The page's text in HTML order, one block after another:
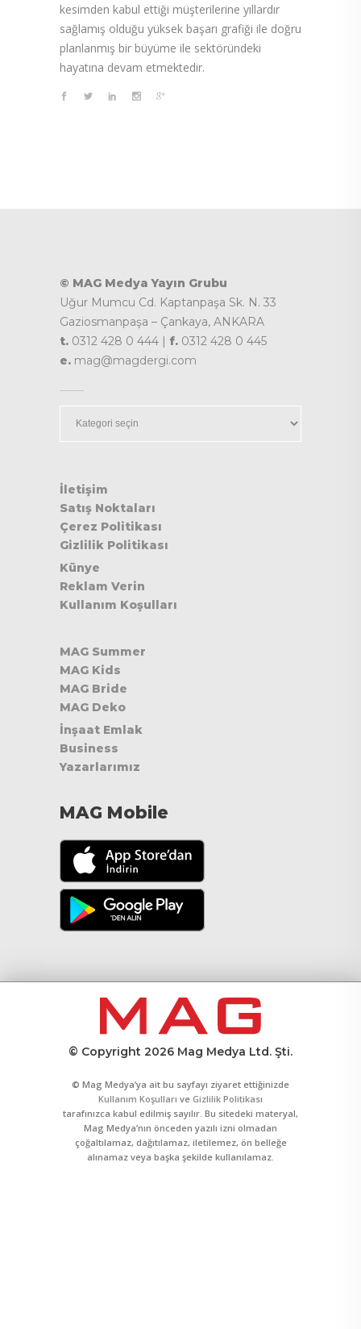
kesimden kabul ettiği müşterilerine yıllardır
sağlamış olduğu yüksek başarı grafiği ile doğru
planlanmış bir büyüme ile sektöründeki
hayatına devam etmektedir.
© MAG Medya Yayın Grubu
Uğur Mumcu Cd. Kaptanpaşa Sk. N. 33
Gaziosmanpaşa – Çankaya, ANKARA
t. 0312 428 0 444 | f. 0312 428 0 445
e. mag@magdergi.com
İletişim
Satış Noktaları
Çerez Politikası
Gizlilik Politikası
Künye
Reklam Verin
Kullanım Koşulları
MAG Summer
MAG Kids
MAG Bride
MAG Deko
İnşaat Emlak
Business
Yazarlarımız
MAG Mobile
© Copyright 2026 Mag Medya Ltd. Şti.
© Mag Medya’ya ait bu sayfayı ziyaret ettiğinizde
Kullanım Koşulları ve Gizlilik Politikası
tarafınızca kabul edilmiş sayılır. Bu sitedeki materyal,
Mag Medya’nın önceden yazılı izni olmadan
çoğaltılamaz, dağıtılamaz, iletilemez, ön belleğe
alınamaz veya başka şekilde kullanılamaz.